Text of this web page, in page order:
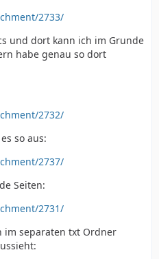
2733/
und dort kann ich im Grunde
habe genau so dort
2732/
so aus:
2737/
Seiten:
2731/
im separaten txt Ordner